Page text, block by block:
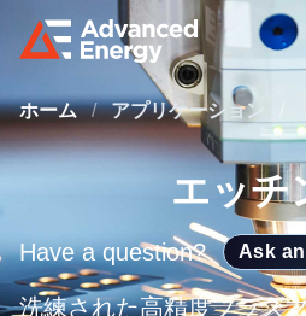
ホーム / アプリケーション
エッチ
Have a question? Ask
洗練された高精度プラズ